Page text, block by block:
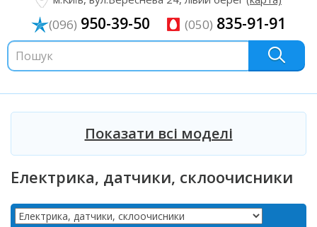
(096) 950-39-50 (050) 835-91-91
Показати всі моделі
Електрика, датчики, склоочисники